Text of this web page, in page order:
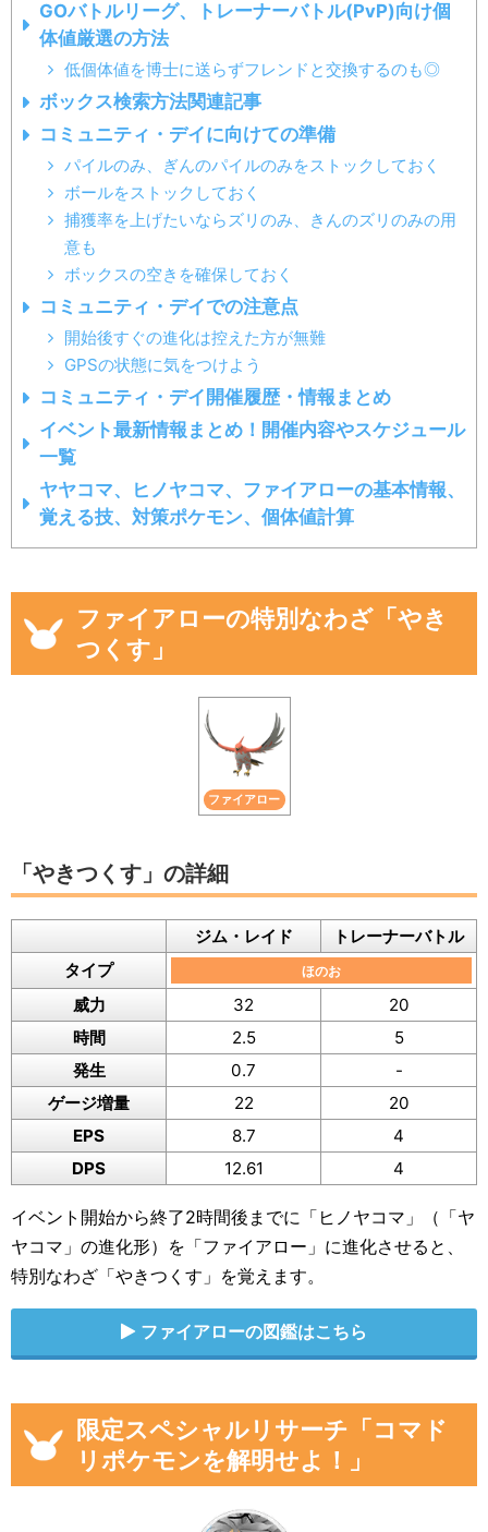
GOバトルリーグ、トレーナーバトル(PvP)向け個
体値厳選の方法
低個体値を博士に送らずフレンドと交換するのも◎
ボックス検索方法関連記事
コミュニティ・デイに向けての準備
パイルのみ、ぎんのパイルのみをストックしておく
ボールをストックしておく
捕獲率を上げたいならズリのみ、きんのズリのみの用
意も
ボックスの空きを確保しておく
コミュニティ・デイでの注意点
開始後すぐの進化は控えた方が無難
GPSの状態に気をつけよう
コミュニティ・デイ開催履歴・情報まとめ
イベント最新情報まとめ！開催内容やスケジュール
一覧
ヤヤコマ、ヒノヤコマ、ファイアローの基本情報、
覚える技、対策ポケモン、個体値計算
ファイアローの特別なわざ「やき
つくす」
ファイアロー
「やきつくす」の詳細
ジム・レイド
トレーナーバトル
タイプ
ほのお
威力 32
20
時間
2.5
5
発生
0.7
-
ゲージ増量
22
20
EPS
8.7
4
DPS
12.61 4
イベント開始から終了2時間後までに「ヒノヤコマ」（「ヤ
ヤコマ」の進化形）を「ファイアロー」に進化させると、
特別なわざ「やきつくす」を覚えます。
ファイアローの図鑑はこちら
限定スペシャルリサーチ「コマド
リポケモンを解明せよ！」